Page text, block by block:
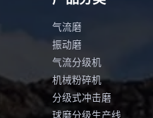
气流磨
振动磨
气流分级机
机械粉碎机
分级式冲击磨
球磨分级生产线